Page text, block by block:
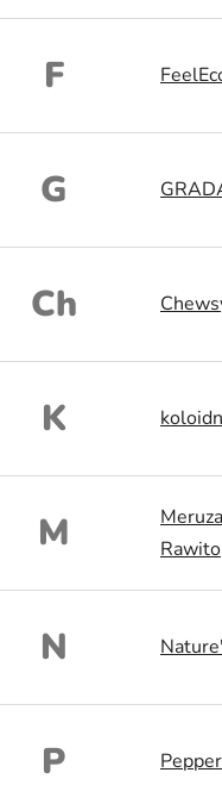
F
G
Ch
K
M
Rawito
N
P